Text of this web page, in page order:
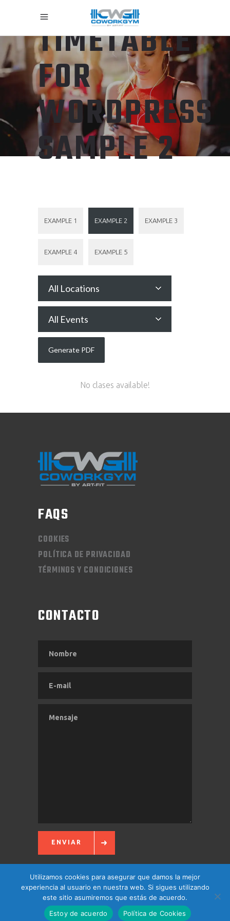
TIMETABLE
FOR
WORDPRESS
SAMPLE 2
EXAMPLE 1 EXAMPLE 2 EXAMPLE 3
EXAMPLE 4 EXAMPLE 5
All Locations
All Events
No clases available!
FAQS
COOKIES
POLÍTICA DE PRIVACIDAD
TÉRMINOS Y CONDICIONES
CONTACTO
ENVIAR
Utilizamos cookies para asegurar que damos la mejor
experiencia al usuario en nuestra web. Si sigues utilizando
este sitio asumiremos que estás de acuerdo.
Estoy de acuerdo
Política de Cookies